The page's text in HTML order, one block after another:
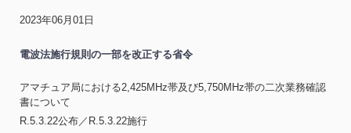
2023年06月01日
電波法施行規則の一部を改正する省令
アマチュア局における2,425MHz帯及び5,750MHz帯の二次業務確認
書について
R.5.3.22公布／R.5.3.22施行